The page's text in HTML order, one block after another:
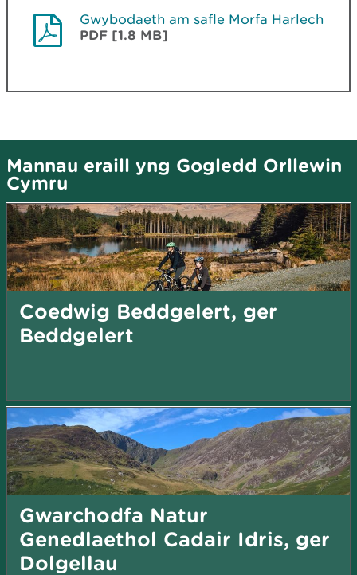
Gwybodaeth am safle Morfa Harlech
PDF [1.8 MB]
Mannau eraill yng Gogledd Orllewin
Cymru
Coedwig Beddgelert, ger
Beddgelert
Gwarchodfa Natur
Genedlaethol Cadair Idris, ger
Dolgellau